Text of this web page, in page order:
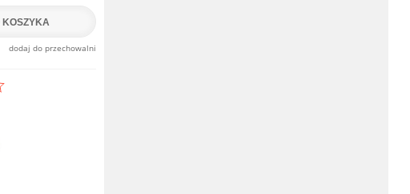
KOSZYKA
dodaj do przechowalni